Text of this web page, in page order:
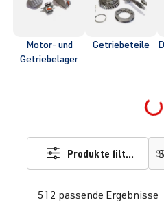
Motor- und
Getriebelager
Getriebeteile
Loading...
512 passende Ergebnisse
Produkte filtern